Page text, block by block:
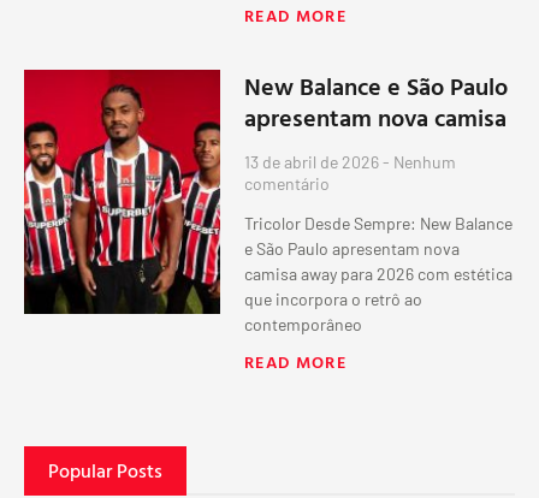
READ MORE
New Balance e São Paulo
apresentam nova camisa
13 de abril de 2026 Nenhum
comentário
Tricolor Desde Sempre: New Balance
e São Paulo apresentam nova
camisa away para 2026 com estética
que incorpora o retrô ao
contemporâneo
READ MORE
Popular Posts